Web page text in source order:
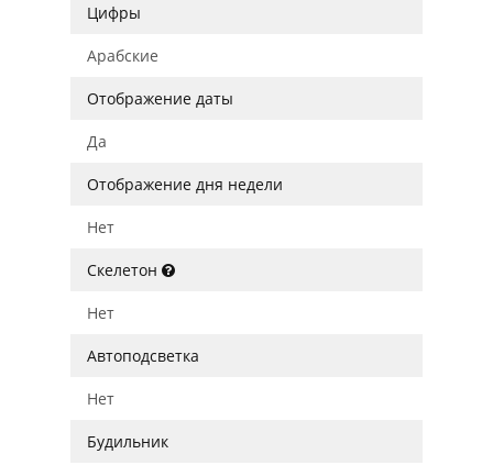
Цифры
Арабские
Отображение даты
Да
Отображение дня недели
Нет
Скелетон
Нет
Автоподсветка
Нет
Будильник